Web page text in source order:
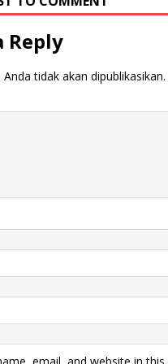
Reply
tidak akan dipublikasikan.